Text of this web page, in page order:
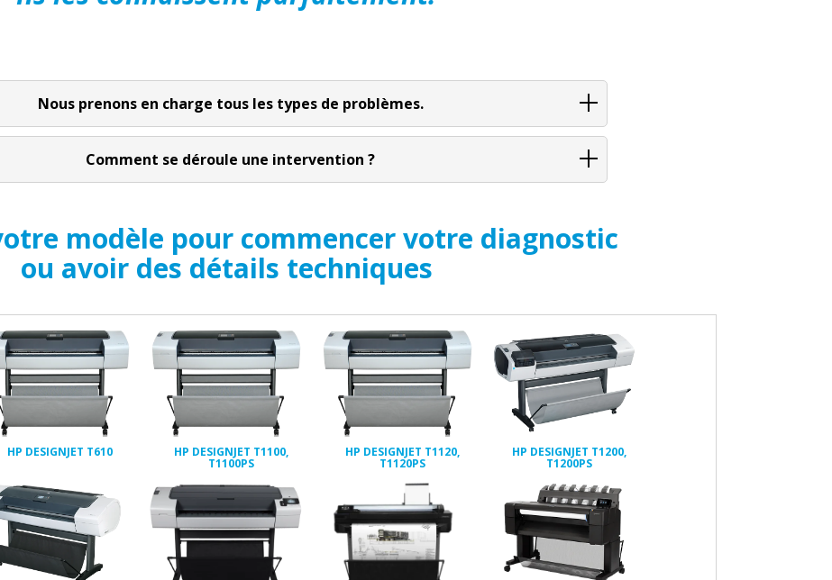
Nous prenons en charge tous les types de problèmes.
Comment se déroule une intervention ?
modèle pour commencer votre diagnostic
ou avoir des détails techniques
HP DESIGNJET T610 HP DESIGNJET T1100,
T1100PS
HP DESIGNJET T1120,
T1120PS
HP DESIGNJET T1200,
T1200PS